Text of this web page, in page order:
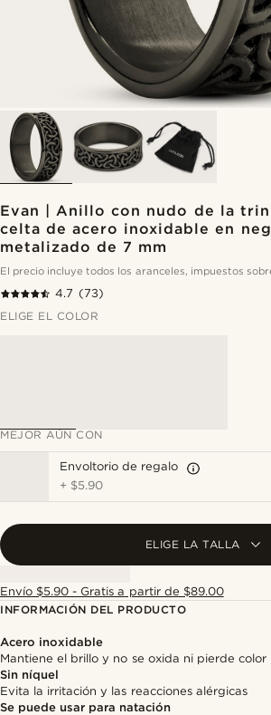
Evan | Anillo con nudo de la
celta de acero inoxidable en
metalizado de 7 mm
El precio incluye todos los aranceles, impuestos
4.7 (73)
ELIGE EL COLOR
MEJOR AÚN CON
Envoltorio de regalo
+ $5.90
ELIGE LA TALLA
Envío $5.90 - Gratis a partir de $89.00
INFORMACIÓN DEL PRODUCTO
Acero inoxidable
Mantiene el brillo y no se oxida ni pierde color
Sin níquel
Evita la irritación y las reacciones alérgicas
Se puede usar para natación